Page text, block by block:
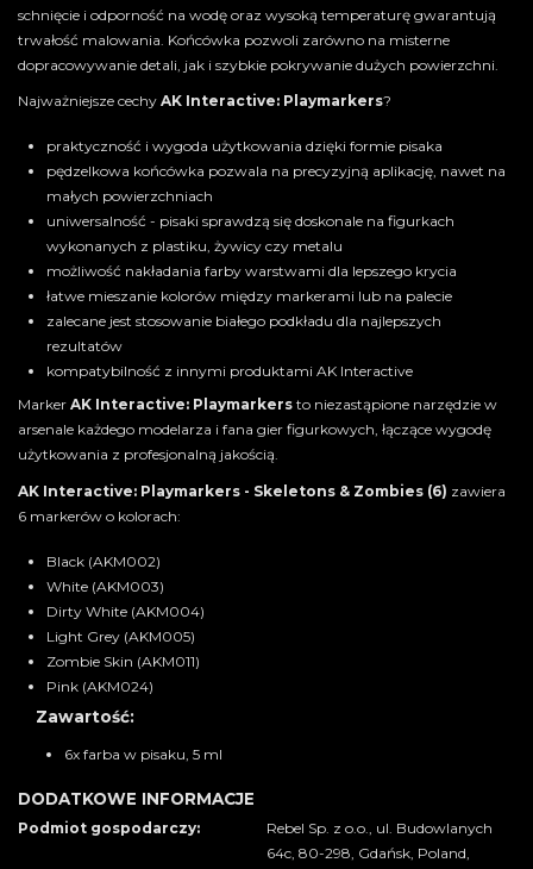
schnięcie i odporność na wodę oraz wysoką temperaturę gwarantują
trwałość malowania. Końcówka pozwoli zarówno na misterne
dopracowywanie detali, jak i szybkie pokrywanie dużych powierzchni.
Najważniejsze cechy AK Interactive: Playmarkers?
praktyczność i wygoda użytkowania dzięki formie pisaka
pędzelkowa końcówka pozwala na precyzyjną aplikację, nawet na
małych powierzchniach
uniwersalność - pisaki sprawdzą się doskonale na figurkach
wykonanych z plastiku, żywicy czy metalu
możliwość nakładania farby warstwami dla lepszego krycia
łatwe mieszanie kolorów między markerami lub na palecie
zalecane jest stosowanie białego podkładu dla najlepszych
rezultatów
kompatybilność z innymi produktami AK Interactive
Marker AK Interactive: Playmarkers to niezastąpione narzędzie w
arsenale każdego modelarza i fana gier figurkowych, łączące wygodę
użytkowania z profesjonalną jakością.
AK Interactive: Playmarkers - Skeletons & Zombies (6) zawiera
6 markerów o kolorach:
Black (AKM002)
White (AKM003)
Dirty White (AKM004)
Light Grey (AKM005)
Zombie Skin (AKM011)
Pink (AKM024)
Zawartość:
6x farba w pisaku, 5 ml
DODATKOWE INFORMACJE
Podmiot gospodarczy:
Rebel Sp. z o.o., ul. Budowlanych
64c, 80-298, Gdańsk, Poland,